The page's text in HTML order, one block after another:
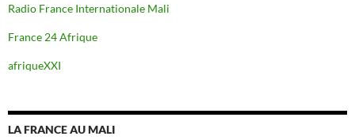
Radio France Internationale Mali
France 24 Afrique
afriqueXXI
LA FRANCE AU MALI